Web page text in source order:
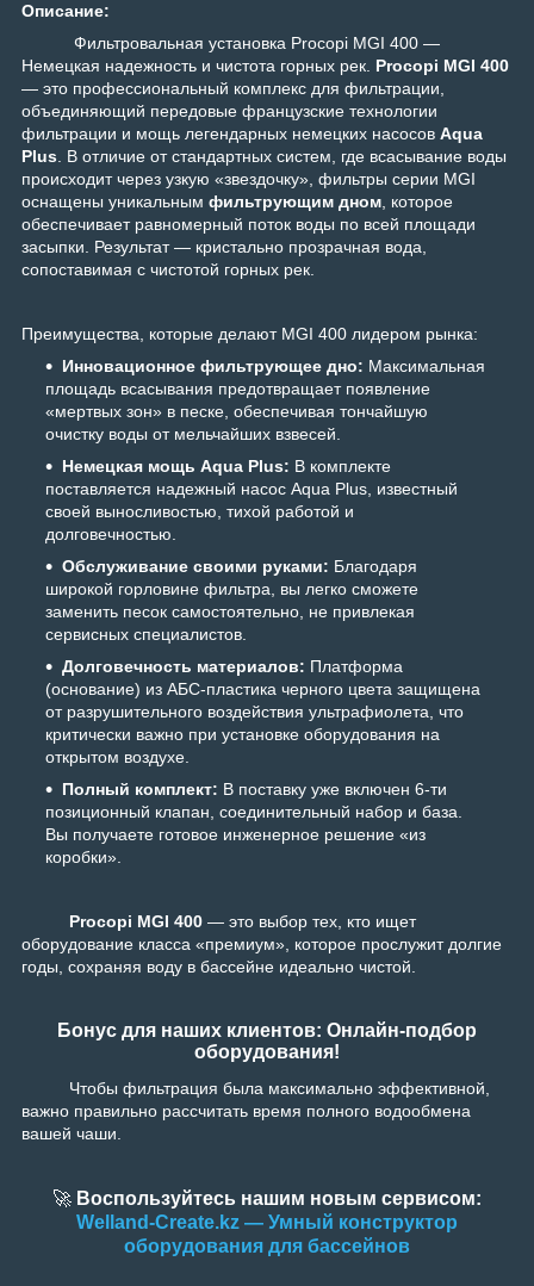
Описание:
Фильтровальная установка Procopi MGI 400 —
Немецкая надежность и чистота горных рек. Procopi MGI 400
— это профессиональный комплекс для фильтрации,
объединяющий передовые французские технологии
фильтрации и мощь легендарных немецких насосов Aqua
Plus. В отличие от стандартных систем, где всасывание воды
происходит через узкую «звездочку», фильтры серии MGI
оснащены уникальным фильтрующим дном, которое
обеспечивает равномерный поток воды по всей площади
засыпки. Результат — кристально прозрачная вода,
сопоставимая с чистотой горных рек.
Преимущества, которые делают MGI 400 лидером рынка:
Инновационное фильтрующее дно: Максимальная
площадь всасывания предотвращает появление
«мертвых зон» в песке, обеспечивая тончайшую
очистку воды от мельчайших взвесей.
Немецкая мощь Aqua Plus: В комплекте
поставляется надежный насос Aqua Plus, известный
своей выносливостью, тихой работой и
долговечностью.
Обслуживание своими руками: Благодаря
широкой горловине фильтра, вы легко сможете
заменить песок самостоятельно, не привлекая
сервисных специалистов.
Долговечность материалов: Платформа
(основание) из АБС-пластика черного цвета защищена
от разрушительного воздействия ультрафиолета, что
критически важно при установке оборудования на
открытом воздухе.
Полный комплект: В поставку уже включен 6-ти
позиционный клапан, соединительный набор и база.
Вы получаете готовое инженерное решение «из
коробки».
Procopi MGI 400 — это выбор тех, кто ищет
оборудование класса «премиум», которое прослужит долгие
годы, сохраняя воду в бассейне идеально чистой.
Бонус для наших клиентов: Онлайн-подбор
оборудования!
Чтобы фильтрация была максимально эффективной,
важно правильно рассчитать время полного водообмена
вашей чаши.
🚀 Воспользуйтесь нашим новым сервисом:
Welland-Create.kz — Умный конструктор
оборудования для бассейнов